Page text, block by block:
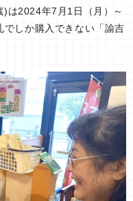
は2024年7月1日（月）～
しか購入できない「諭吉